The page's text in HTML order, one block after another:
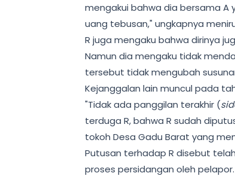
mengakui bahwa dia bersama A
uang tebusan," ungkapnya
R juga mengaku bahwa dirinya
Namun dia mengaku tidak
tersebut tidak mengubah
Kejanggalan lain muncul pada
"Tidak ada panggilan terakhir (
terduga R, bahwa R sudah
tokoh Desa Gadu Barat yang
Putusan terhadap R disebut
proses persidangan oleh